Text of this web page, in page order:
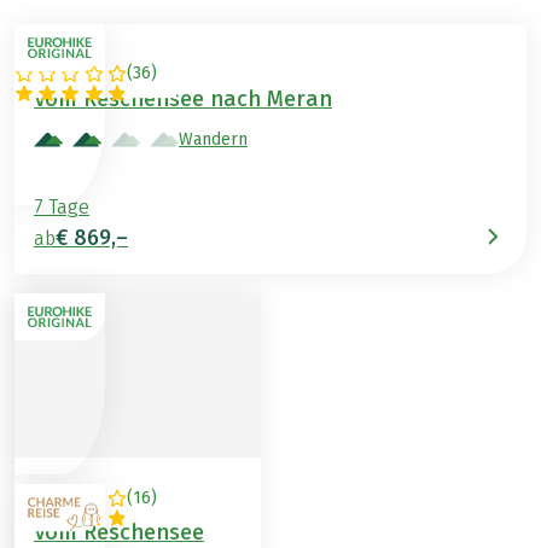
(36)
ITALIEN
Vom Reschensee nach Meran
Wandern
7 Tage
ab€ 869,–
(16)
ITALIEN
Vom Reschensee